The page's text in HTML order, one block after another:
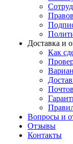
Доставка и
Как
Вопросы и
Отзывы
Контакты